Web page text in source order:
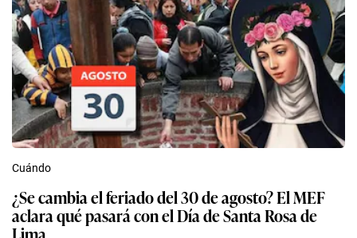
Cuándo
¿Se cambia el feriado del 30 de agosto? El MEF
aclara qué pasará con el Día de Santa Rosa de
Lima